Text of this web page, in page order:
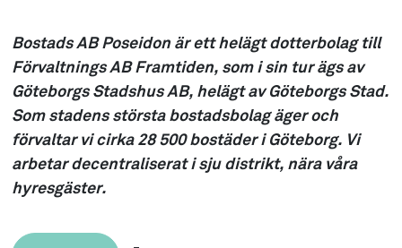
Bostads AB Poseidon är ett helägt dotterbolag till
Förvaltnings AB Framtiden, som i sin tur ägs av
Göteborgs Stadshus AB, helägt av Göteborgs Stad.
Som stadens största bostadsbolag äger och
förvaltar vi cirka 28 500 bostäder i Göteborg. Vi
arbetar decentraliserat i sju distrikt, nära våra
hyresgäster.